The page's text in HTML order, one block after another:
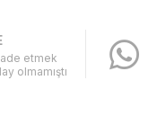
iade etmek
olmamıştı